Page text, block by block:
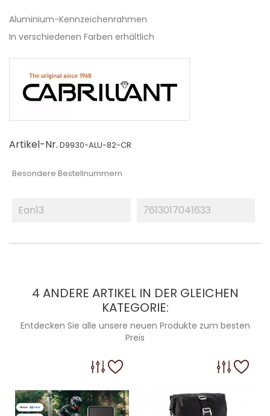
Aluminium-Kennzeichenrahmen
In verschiedenen Farben erhältlich
Artikel-Nr. D9930-ALU-82-CR
Besondere Bestellnummern
Ean13 7613017041633
4 ANDERE ARTIKEL IN DER GLEICHEN
KATEGORIE:
Entdecken Sie alle unsere neuen Produkte zum besten
Preis